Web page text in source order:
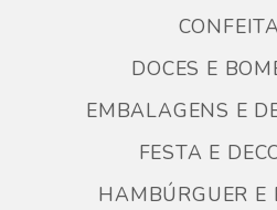
DOCES E
EMBALAGENS E
FESTA E
HAMBÚRGUER E